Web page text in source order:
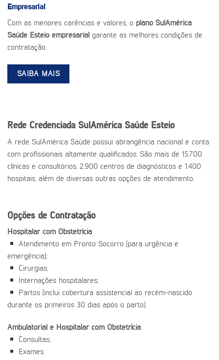
Empresarial
Com as menores carências e valores, o plano SulAmérica
Saúde Esteio empresarial garante as melhores condições de
contratação.
SAIBA MAIS
Rede Credenciada SulAmérica Saúde Esteio
A rede SulAmérica Saúde possui abrangência nacional e conta
com profissionais altamente qualificados. São mais de 15.700
clínicas e consultórios, 2.900 centros de diagnósticos e 1.400
hospitais, além de diversas outras opções de atendimento.
Opções de Contratação
Hospitalar com Obstetrícia
Atendimento em Pronto Socorro (para urgência e
emergência);
Cirurgias;
Internações hospitalares;
Partos (inclui cobertura assistencial ao recém-nascido
durante os primeiros 30 dias após o parto).
Ambulatorial e Hospitalar com Obstetrícia
Consultas;
Exames;